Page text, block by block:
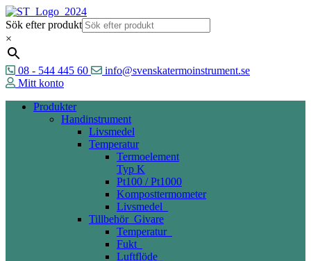
Sök efter produkt
×
08 - 544 445 60
info@svenskatermoinstrument.se
Mitt konto
Produkter
Handinstrument
Livsmedel
Temperatur
Termoelement
Typ K
Pt100 / Pt1000
Komposttermometer
Livsmedel_
Tillbehör_Givare
Temperatur_
Fukt_
Luftflöde_